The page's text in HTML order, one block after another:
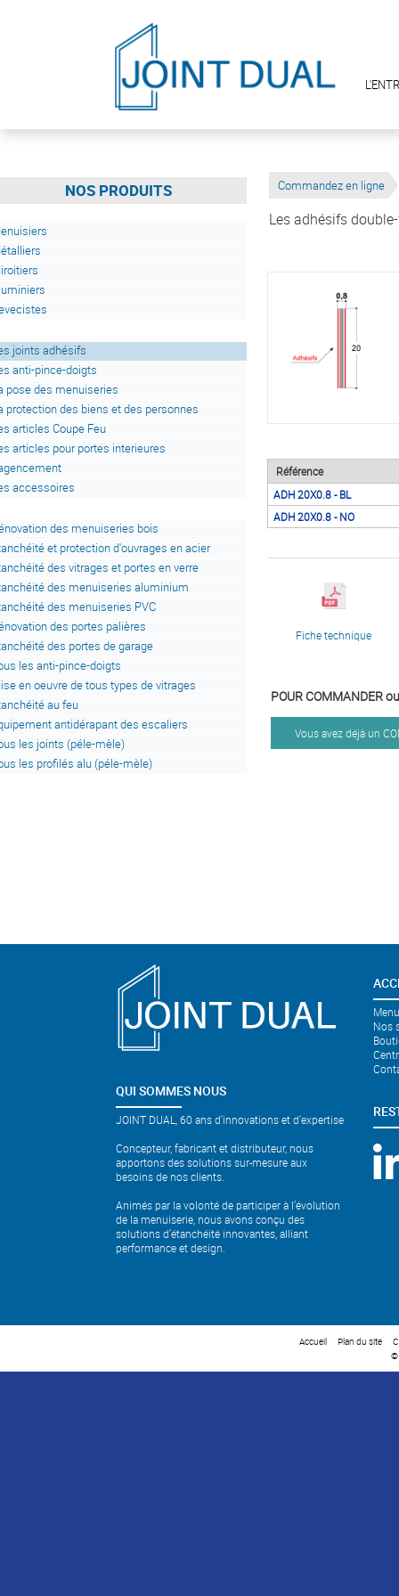
NOS PRODUITS
joints adhésifs
anti-pince-doigts
pose des menuiseries
protection des biens et des personnes
articles Coupe Feu
articles pour portes interieures
accessoires
des menuiseries bois
et protection d'ouvrages en acier
des vitrages et portes en verre
des menuiseries aluminium
des menuiseries PVC
des portes palières
des portes de garage
les anti-pince-doigts
en oeuvre de tous types de vitrages
au feu
antidérapant des escaliers
les joints (péle-mèle)
les profilés alu (péle-mèle)
Commandez en ligne
Les adhésifs
Référence
ADH 20X0.8 - BL
ADH 20X0.8 - NO
Fiche technique
POUR COMMANDER
Vous avez déjà un
QUI SOMMES NOUS
JOINT DUAL, 60 ans d'innovations et d'expertise
Concepteur, fabricant et distributeur, nous
apportons des solutions sur-mesure aux
besoins de nos clients.
Animés par la volonté de participer à l’évolution
de la menuiserie, nous avons conçu des
solutions d’étanchéité innovantes, alliant
performance et design.
Nos
Accueil Plan du site
©